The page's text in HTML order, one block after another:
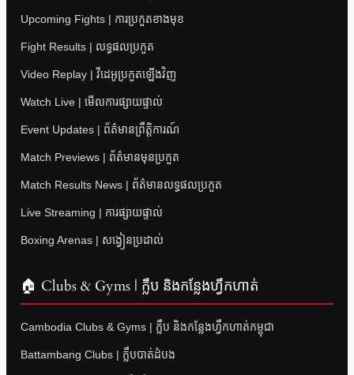
Upcoming Fights | ការប្រកួតខាងមុខ
Fight Results | លទ្ធផលប្រកួត
Video Replay | វីដេអូប្រកួតឡើងវិញ
Watch Live | មើលការផ្សាយផ្ទាល់
Event Updates | ព័ត៌មានព្រឹត្តិការណ៍
Match Previews | ព័ត៌មានមុនប្រកួត
Match Results News | ព័ត៌មានលទ្ធផលប្រកួត
Live Streaming | ការផ្សាយផ្ទាល់
Boxing Arenas | សង្វៀនប្រដាល់
🏠 Clubs & Gyms | ក្លឹប និងកន្លែងហ្វឹកហាត់
Cambodia Clubs & Gyms | ក្លឹប និងកន្លែងហ្វឹកហាត់កម្ពុជា
Battambang Clubs | ក្លឹបបាត់ដំបង